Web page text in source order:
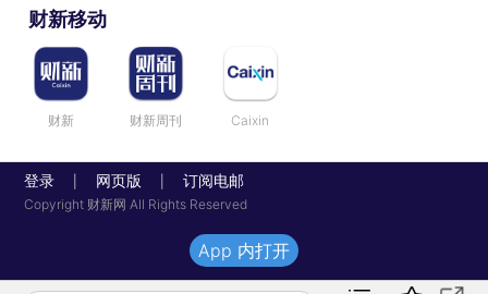
财新移动
财新 财新周刊 Caixin
登录 网页版 订阅电邮
Copyright 财新网 All Rights Reserved
App 内打开